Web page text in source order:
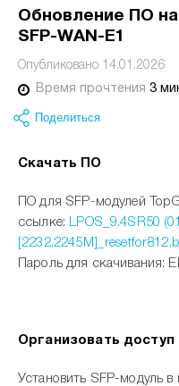
Обновление ПО
SFP-WAN-E1
Опубликовано 14.01.2026
Время прочтения 3
Поделиться
Скачать ПО
ПО для SFP-модулей
ссылке: LPOS_9.4SR50
Пароль для скачивания:
Организовать
Установить SFP-модуль в